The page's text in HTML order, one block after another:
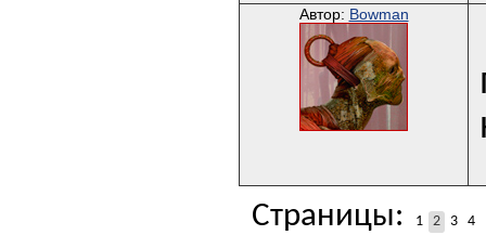
Автор: Bowman
Страницы: 1 2 3 4